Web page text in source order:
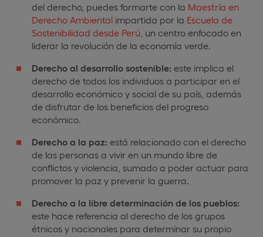
del derecho, puedes formarte con la Maestría en
Derecho Ambiental impartida por la Escuela de
Sostenibilidad desde Perú, un centro enfocado en
liderar la revolución de la economía verde.
Derecho al desarrollo sostenible: este implica el
derecho de todos los individuos a participar en el
desarrollo económico y social de su país, además
de disfrutar de los beneficios del progreso
económico.
Derecho a la paz: está relacionado con el derecho
de las personas a vivir en un mundo libre de
conflictos y violencia, sumado a poder actuar para
promover la paz y prevenir la guerra.
Derecho a la libre determinación de los pueblos:
este hace referencia al derecho de los grupos
étnicos y nacionales para determinar su propio